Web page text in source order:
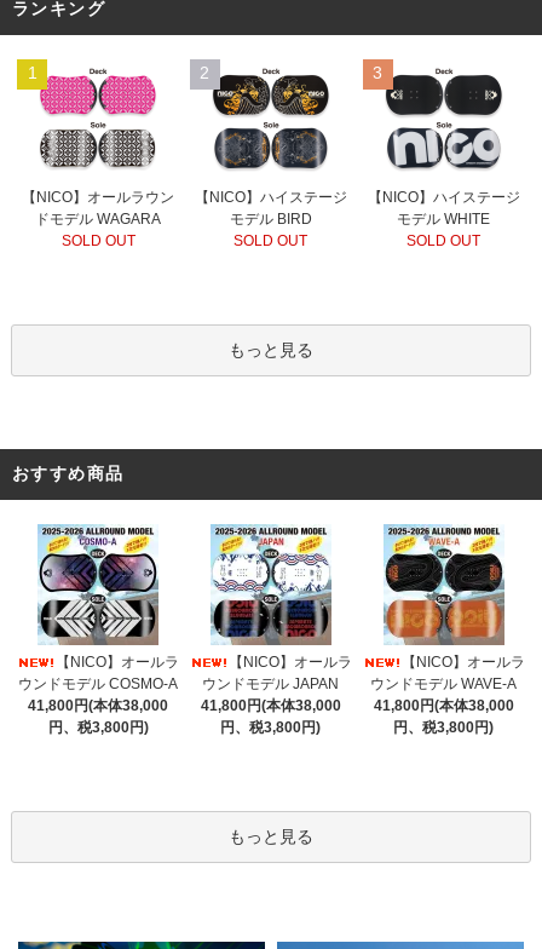
ランキング
1
【NICO】オールラウン
ドモデル WAGARA
SOLD OUT
2
【NICO】ハイステージ
モデル BIRD
SOLD OUT
3
【NICO】ハイステージ
モデル WHITE
SOLD OUT
もっと見る
おすすめ商品
【NICO】オールラ
ウンドモデル COSMO-A
41,800円(本体38,000
円、税3,800円)
【NICO】オールラ
ウンドモデル JAPAN
41,800円(本体38,000
円、税3,800円)
【NICO】オールラ
ウンドモデル WAVE-A
41,800円(本体38,000
円、税3,800円)
もっと見る